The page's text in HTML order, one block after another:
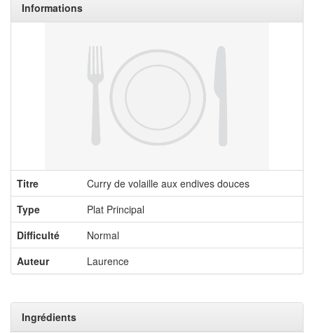
Informations
Titre
Curry de volaille aux endives douces
Type
Plat Principal
Difficulté
Normal
Auteur
Laurence
Ingrédients